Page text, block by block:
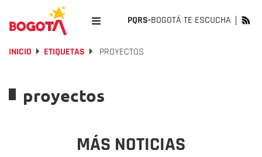
PQRS-BOGOTÁ TE ESCUCHA
INICIO ETIQUETAS PROYECTOS
proyectos
MÁS NOTICIAS